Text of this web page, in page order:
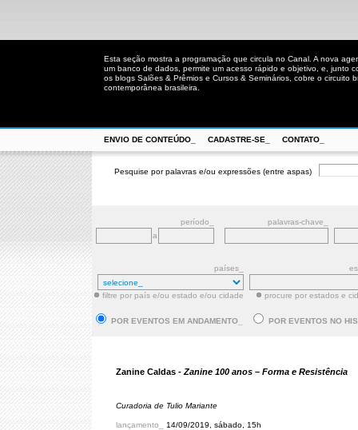
Esta seção mostra a programação que circula no Canal. A nova
um banco de dados, permite um acesso rápido e objetivo, e, junto
os blogs Salões & Prêmios e Cursos & Seminários, cobre o circuito
contemporânea brasileira.
ENVIO DE CONTEÚDO_ CADASTRE-SE_ CONTATO_
Pesquise por palavras e/ou expressões (entre aspas)
período_
palavras-chave_
a
países_
filtre por país e/ou estado e/ou cidade procure por estados e
POR EVENTOS EM ANDAMENTO_ POR EVENTOS NO
Zanine Caldas - Zanine 100 anos – Forma e Resistência
Curadoria de Tulio Mariante
lançamento_ 14/09/2019, sábado, 15h